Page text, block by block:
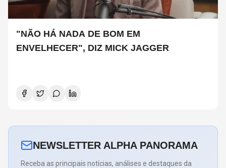
"NÃO HÁ NADA DE BOM EM
ENVELHECER", DIZ MICK JAGGER
NEWSLETTER ALPHA PANORAMA
Receba as principais notícias, análises e destaques da